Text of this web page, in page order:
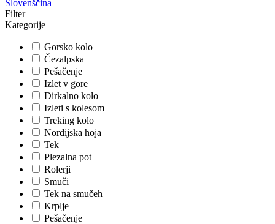
Slovenščina
Filter
Kategorije
Gorsko kolo
Čezalpska
Pešačenje
Izlet v gore
Dirkalno kolo
Izleti s kolesom
Treking kolo
Nordijska hoja
Tek
Plezalna pot
Rolerji
Smuči
Tek na smučeh
Krplje
Pešačenje